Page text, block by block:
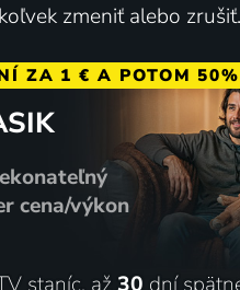
zmeniť alebo
ZA 1 € A POTOM
cena/výkon